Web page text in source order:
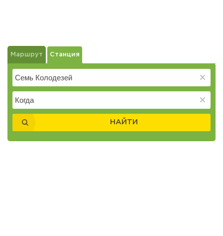
Маршрут Станция
НАЙТИ